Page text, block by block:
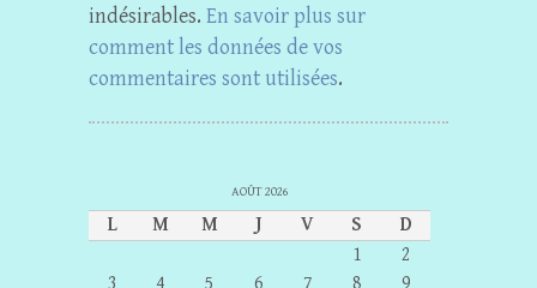
indésirables. En savoir plus sur
comment les données de vos
commentaires sont utilisées.
AOÛT 2026
L M M J V S D
1
2